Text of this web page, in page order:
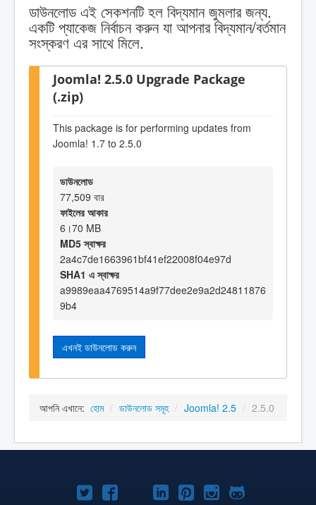
ডাউনলোড এই সেকশনটি হল বিদ্যমান জুমলার জন্য.
একটি প্যাকেজ নির্বাচন করুন যা আপনার বিদ্যমান/বর্তমান
সংস্করণ এর সাথে মিলে.
Joomla! 2.5.0 Upgrade Package
(.zip)
This package is for performing updates from
Joomla! 1.7 to 2.5.0
ডাউনলোড
77,509 বার
ফাইলের আকার
6।70 MB
MD5 স্বাক্ষর
2a4c7de1663961bf41ef22008f04e97d
SHA1 এ স্বাক্ষর
a9989eaa4769514a9f77dee2e9a2d24811876
9b4
এখনই ডাউনলোড করুন
আপনি এখানে: হোম / ডাউনলোড সমূহ / Joomla! 2.5 / 2.5.0
টুইটারফেসবুক জুমলালিঙ্কড্‌ইনে
পিনটারেস্ট
ইন্সটাগ্রামগিটহাব